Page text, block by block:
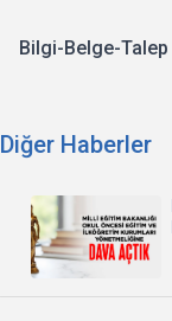
Bilgi-Belge-Talep
Diğer Haberler